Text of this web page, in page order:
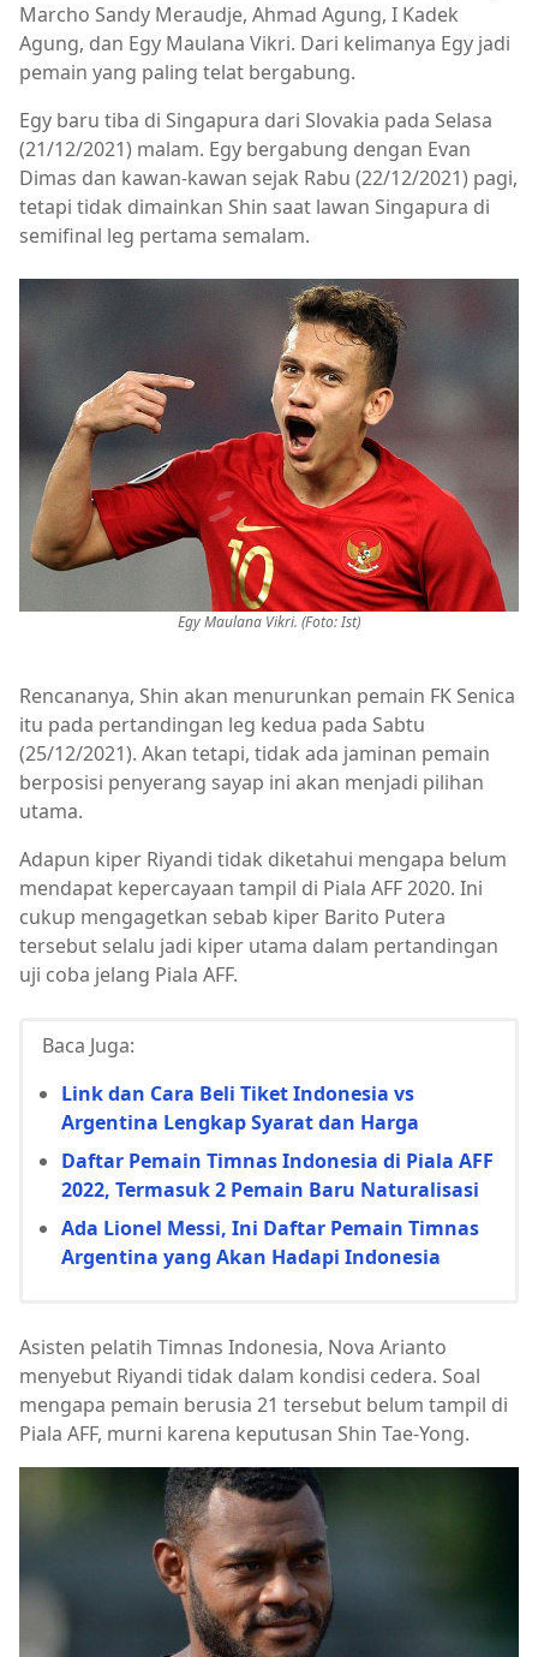
Marcho Sandy Meraudje, Ahmad Agung, I Kadek
Agung, dan Egy Maulana Vikri. Dari kelimanya Egy jadi
pemain yang paling telat bergabung.
Egy baru tiba di Singapura dari Slovakia pada Selasa
(21/12/2021) malam. Egy bergabung dengan Evan
Dimas dan kawan-kawan sejak Rabu (22/12/2021) pagi,
tetapi tidak dimainkan Shin saat lawan Singapura di
semifinal leg pertama semalam.
Egy Maulana Vikri. (Foto: Ist)
Rencananya, Shin akan menurunkan pemain FK Senica
itu pada pertandingan leg kedua pada Sabtu
(25/12/2021). Akan tetapi, tidak ada jaminan pemain
berposisi penyerang sayap ini akan menjadi pilihan
utama.
Adapun kiper Riyandi tidak diketahui mengapa belum
mendapat kepercayaan tampil di Piala AFF 2020. Ini
cukup mengagetkan sebab kiper Barito Putera
tersebut selalu jadi kiper utama dalam pertandingan
uji coba jelang Piala AFF.
Baca Juga:
Link dan Cara Beli Tiket Indonesia vs
Argentina Lengkap Syarat dan Harga
Daftar Pemain Timnas Indonesia di Piala AFF
2022, Termasuk 2 Pemain Baru Naturalisasi
Ada Lionel Messi, Ini Daftar Pemain Timnas
Argentina yang Akan Hadapi Indonesia
Asisten pelatih Timnas Indonesia, Nova Arianto
menyebut Riyandi tidak dalam kondisi cedera. Soal
mengapa pemain berusia 21 tersebut belum tampil di
Piala AFF, murni karena keputusan Shin Tae-Yong.